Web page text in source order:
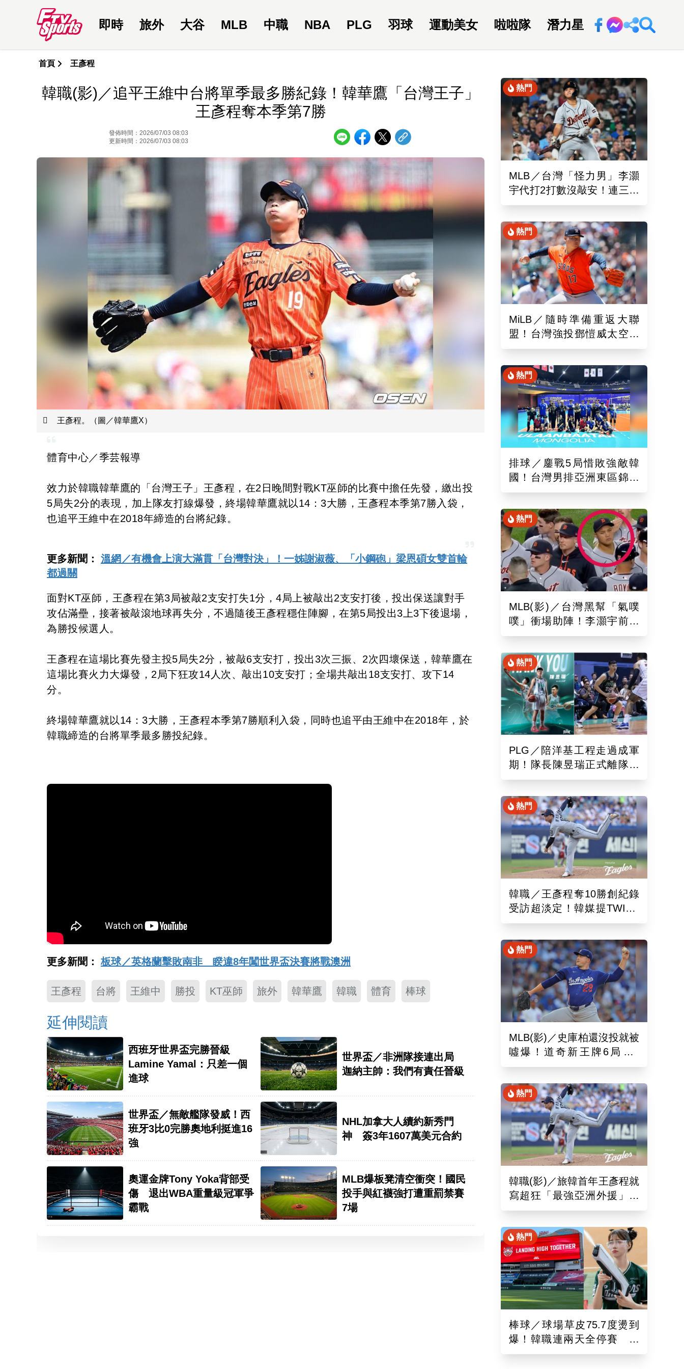
即時 旅外 大谷 MLB 中職 NBA PLG 羽球 運動美女 啦啦隊 潛力星 回新聞網
首頁 王彥程
韓職(影)／追平王維中台將單季最多勝紀錄！韓華鷹「台灣王子」
王彥程奪本季第7勝
發佈時間：2026/07/03 08:03
更新時間：2026/07/03 08:03
王彥程。（圖／韓華鷹X）
體育中心／季芸報導
效力於韓職韓華鷹的「台灣王子」王彥程，在2日晚間對戰KT巫師的比賽中擔任先發，繳出投
5局失2分的表現，加上隊友打線爆發，終場韓華鷹就以14：3大勝，王彥程本季第7勝入袋，
也追平王維中在2018年締造的台將紀錄。
更多新聞： 溫網／有機會上演大滿貫「台灣對決」！一姊謝淑薇、「小鋼砲」梁恩碩女雙首輪
都過關
面對KT巫師，王彥程在第3局被敲2支安打失1分，4局上被敲出2支安打後，投出保送讓對手
攻佔滿壘，接著被敲滾地球再失分，不過隨後王彥程穩住陣腳，在第5局投出3上3下後退場，
為勝投候選人。
王彥程在這場比賽先發主投5局失2分，被敲6支安打，投出3次三振、2次四壞保送，韓華鷹在
這場比賽火力大爆發，2局下狂攻14人次、敲出10支安打；全場共敲出18支安打、攻下14
分。
終場韓華鷹就以14：3大勝，王彥程本季第7勝順利入袋，同時也追平由王維中在2018年，於
韓職締造的台將單季最多勝投紀錄。
更多新聞：板球／英格蘭擊敗南非 睽違8年闖世界盃決賽將戰澳洲
王彥程 台將 王維中 勝投 KT巫師 旅外 韓華鷹 韓職 體育 棒球
延伸閱讀
西班牙世界盃完勝晉級
Lamine Yamal：只差一個
進球
世界盃／非洲隊接連出局
迦納主帥：我們有責任晉級
世界盃／無敵艦隊發威！西
班牙3比0完勝奧地利挺進16
強
NHL加拿大人續約新秀門
神 簽3年1607萬美元合約
奧運金牌Tony Yoka背部受
傷 退出WBA重量級冠軍爭
霸戰
MLB爆板凳清空衝突！國民
投手與紅襪強打遭重罰禁賽
7場
熱門
MLB／台灣「怪力男」李灝
宇代打2打數沒敲安！連三場
坐板凳 老虎11:0完封水手
熱門
MiLB／隨時準備重返大聯
盟！台灣強投鄧愷威太空人
3A登板後援1.2局飆3K
熱門
排球／鏖戰5局惜敗強敵韓
國！台灣男排亞洲東區錦標
賽下場與日本交手拚晉4強戰
熱門
MLB(影)／台灣黑幫「氣噗
噗」衝場助陣！李灝宇前輩
遭觸身球「引爆大場面」
熱門
PLG／陪洋基工程走過成軍
期！隊長陳昱瑞正式離隊
球團：感謝全力付出與貢獻
熱門
韓職／王彥程奪10勝創紀錄
受訪超淡定！韓媒提TWICE
娜璉笑開懷網友全笑翻
熱門
MLB(影)／史庫柏還沒投就被
噓爆！道奇新王牌6局失2
分 交易後首秀吞第六敗
熱門
韓職(影)／旅韓首年王彥程就
寫超狂「最強亞洲外援」紀
錄！6局飆7K奪單季第10勝
熱門
棒球／球場草皮75.7度燙到
爆！韓職連兩天全停賽 工
作人員、球迷頻傳熱傷害